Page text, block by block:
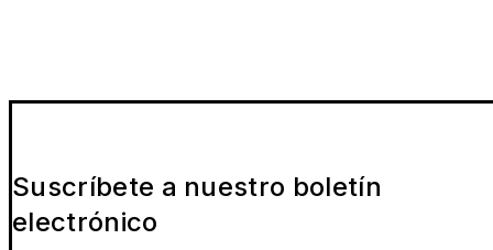
Suscríbete a nuestro boletín
electrónico